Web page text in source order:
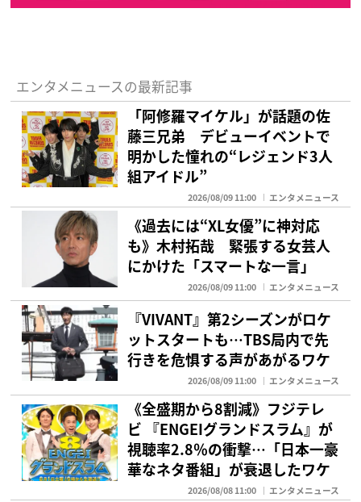
エンタメニュースの最新記事
「阿修羅マイケル」が話題の佐
藤三兄弟 デビューイベントで
明かした憧れの“レジェンド3人
組アイドル”
2026/08/09 11:00 エンタメニュース
《過去には“XL女優”に神対応
も》木村拓哉 緊張する女芸人
にかけた「スマートな一言」
2026/08/09 11:00 エンタメニュース
『VIVANT』第2シーズンがロケ
ットスタートも…TBS局内で先
行きを危惧する声があがるワケ
2026/08/09 11:00 エンタメニュース
《全盛期から8割減》フジテレ
ビ 『ENGEIグランドスラム』が
視聴率2.8％の衝撃…「日本一豪
華なネタ番組」が衰退したワケ
2026/08/08 11:00 エンタメニュース